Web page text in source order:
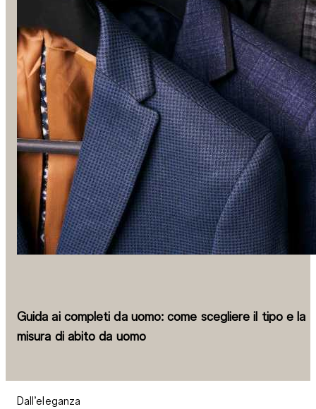
Guida ai completi da uomo: come scegliere il tipo e la
misura di abito da uomo
Dall’eleganza